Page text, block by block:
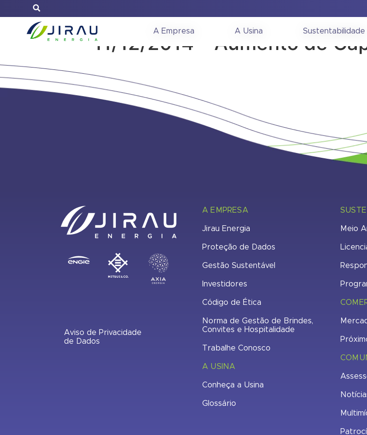
A Empresa A Usina Sustentabilidade
Reunião do Conselho de
11/12/2014 – Aumento de
Aviso de Privacidade
de Dados
A EMPRESA
Jirau Energia
Proteção de Dados
Gestão Sustentável
Investidores
Código de Ética
Norma de Gestão de Brindes,
Convites e Hospitalidade
Trabalhe Conosco
A USINA
Conheça a Usina
Glossário
Meio